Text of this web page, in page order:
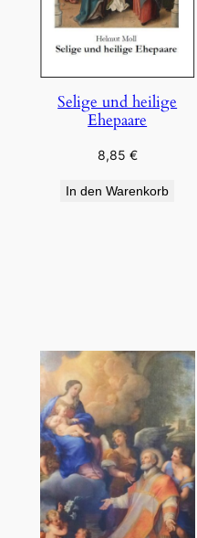
Selige und heilige
Ehepaare
8,85 €
In den Warenkorb